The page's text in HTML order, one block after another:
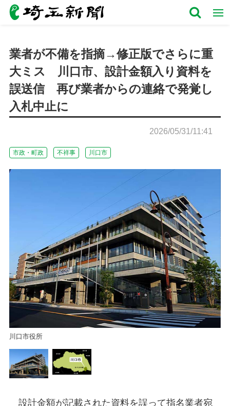
業者が不備を指摘→修正版でさらに重
大ミス 川口市、設計金額入り資料を
誤送信 再び業者からの連絡で発覚し
入札中止に
2026/05/31/11:41
市政・町政 不祥事 川口市
川口市役所
設計金額が記載された資料を誤って指名業者宛